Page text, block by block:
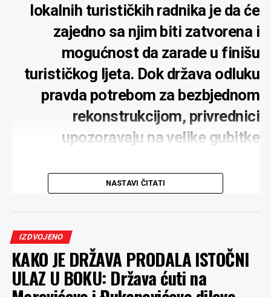
lokalnih turističkih radnika je da će
zajedno sa njim biti zatvorena i
mogućnost da zarade u finišu
turističkog ljeta. Dok država odluku
pravda potrebom za bezbjednom
rekonstrukcijom, privrednici
upozoravaju na velike gubitke
Potpuno zatvaranje mosta na Đurđevića Tari zbog
rekonstrukcije moglo bi ozbiljno pogoditi turističku
privredu tog kraja, upozoravaju lokalni privrednici.
Posebno strahuju za rafting turizam, koji tokom ljeta
predstavlja jedan od najvažnijih izvora prihoda. Iako
podržavaju obnovu mosta i ne dovode u pitanje njenu
NASTAVI ČITATI
IZDVOJENO
KAKO JE DRŽAVA PRODALA ISTOČNI
ULAZ U BOKU: Država ćuti na